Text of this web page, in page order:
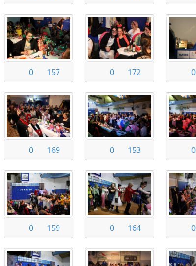
0 157 0 172 0
0 169 0 153 0
0 159 0 164 0